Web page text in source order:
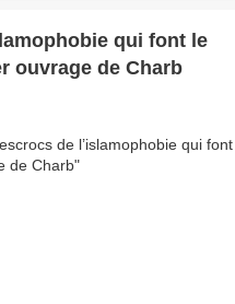
qui font le
ouvrage de Charb